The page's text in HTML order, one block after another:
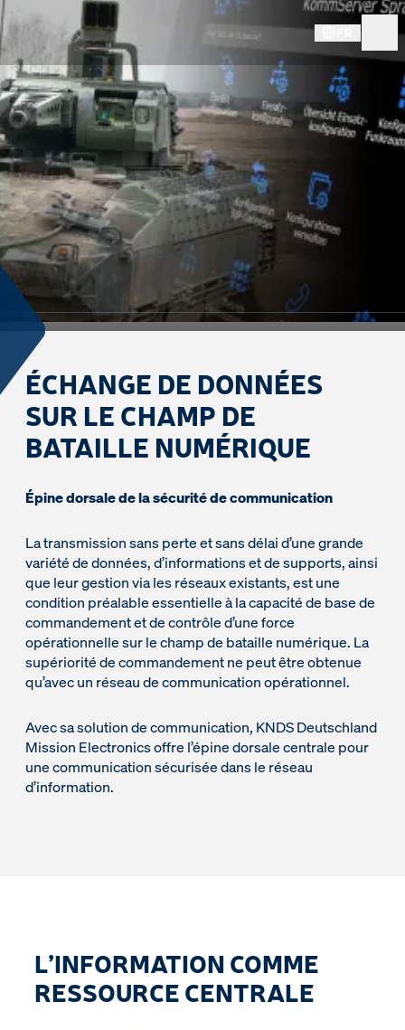
ÉCHANGE DE DONNÉES
SUR LE CHAMP DE
BATAILLE NUMÉRIQUE
Épine dorsale de la sécurité de communication
La transmission sans perte et sans délai d’une grande
variété de données, d’informations et de supports, ainsi
que leur gestion via les réseaux existants, est une
condition préalable essentielle à la capacité de base de
commandement et de contrôle d’une force
opérationnelle sur le champ de bataille numérique. La
supériorité de commandement ne peut être obtenue
qu’avec un réseau de communication opérationnel.
Avec sa solution de communication, KNDS Deutschland
Mission Electronics offre l’épine dorsale centrale pour
une communication sécurisée dans le réseau
d’information.
L’INFORMATION COMME
RESSOURCE CENTRALE